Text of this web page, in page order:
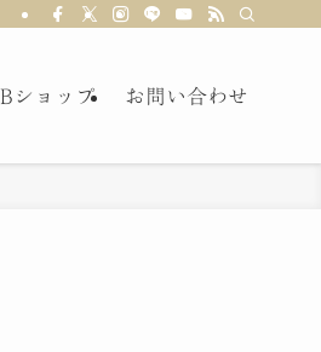
ショップ お問い合わせ